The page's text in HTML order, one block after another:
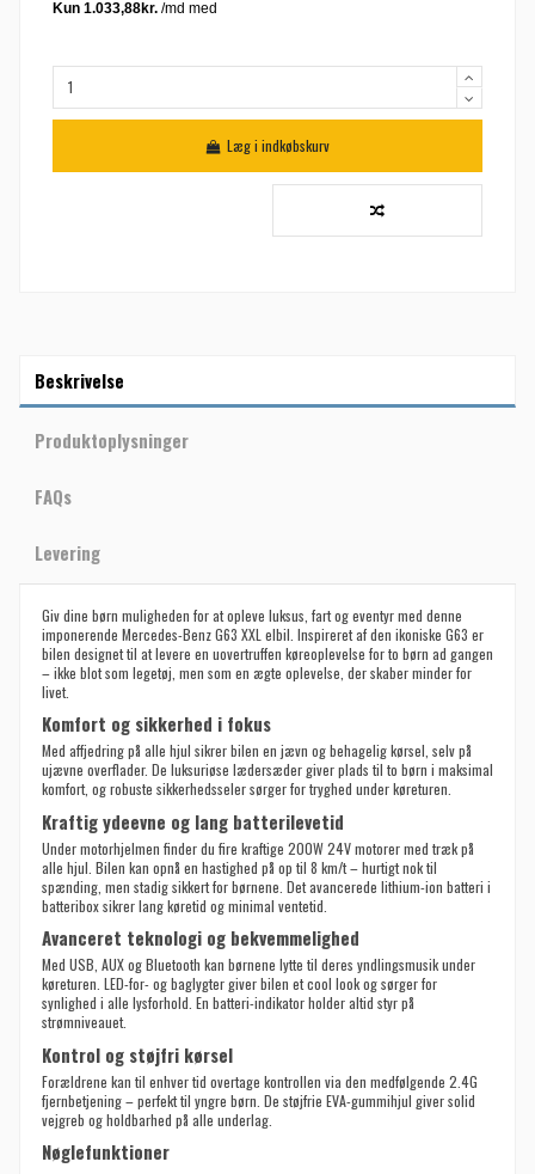
Læg i indkøbskurv
Beskrivelse
Produktoplysninger
FAQs
Levering
Giv dine børn muligheden for at opleve luksus, fart og eventyr med denne
imponerende Mercedes-Benz G63 XXL elbil. Inspireret af den ikoniske G63 er
bilen designet til at levere en uovertruffen køreoplevelse for to børn ad gangen
– ikke blot som legetøj, men som en ægte oplevelse, der skaber minder for
livet.
Komfort og sikkerhed i fokus
Med affjedring på alle hjul sikrer bilen en jævn og behagelig kørsel, selv på
ujævne overflader. De luksuriøse lædersæder giver plads til to børn i maksimal
komfort, og robuste sikkerhedsseler sørger for tryghed under køreturen.
Kraftig ydeevne og lang batterilevetid
Under motorhjelmen finder du fire kraftige 200W 24V motorer med træk på
alle hjul. Bilen kan opnå en hastighed på op til 8 km/t – hurtigt nok til
spænding, men stadig sikkert for børnene. Det avancerede lithium-ion batteri i
batteribox sikrer lang køretid og minimal ventetid.
Avanceret teknologi og bekvemmelighed
Med USB, AUX og Bluetooth kan børnene lytte til deres yndlingsmusik under
køreturen. LED-for- og baglygter giver bilen et cool look og sørger for
synlighed i alle lysforhold. En batteri-indikator holder altid styr på
strømniveauet.
Kontrol og støjfri kørsel
Forældrene kan til enhver tid overtage kontrollen via den medfølgende 2.4G
fjernbetjening – perfekt til yngre børn. De støjfrie EVA-gummihjul giver solid
vejgreb og holdbarhed på alle underlag.
Nøglefunktioner